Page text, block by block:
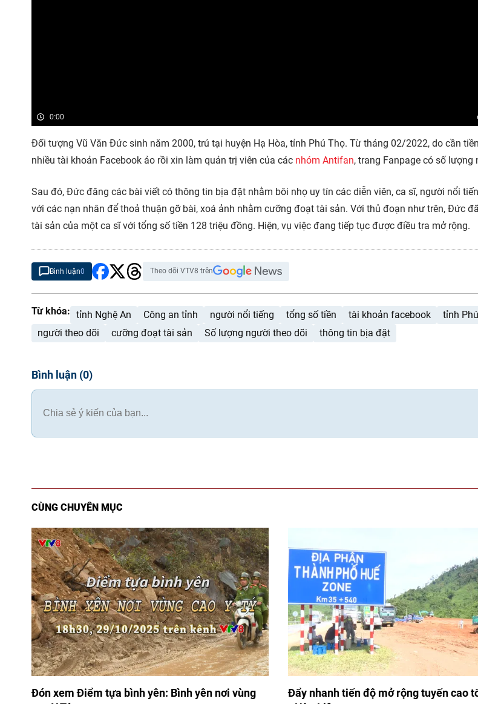
0:00
Đối tượng Vũ Văn Đức sinh năm 2000, trú tại huyện Hạ Hòa, tỉnh Phú Thọ. Từ tháng 02/2022, do cần
nhiều tài khoản Facebook ảo rồi xin làm quản trị viên của các nhóm Antifan, trang Fanpage có số lượng
Sau đó, Đức đăng các bài viết có thông tin bịa đặt nhằm bôi nhọ uy tín các diễn viên, ca sĩ, người nổi
với các nạn nhân để thoả thuận gỡ bài, xoá ảnh nhằm cưỡng đoạt tài sản. Với thủ đoạn như trên, Đức
tài sản của một ca sĩ với tổng số tiền 128 triệu đồng. Hiện, vụ việc đang tiếp tục được điều tra mở rộng.
Bình luận0 Theo dõi VTV8 trên
Từ khóa: tỉnh Nghệ An Công an tỉnh người nổi tiếng tổng số tiền tài khoản facebook
tỉnh
người theo dõi
cưỡng đoạt tài sản Số lượng người theo dõi thông tin bịa đặt
Bình luận (0)
CÙNG CHUYÊN MỤC
Đón xem Điểm tựa bình yên: Bình yên nơi vùng
Đẩy nhanh tiến độ mở rộng tuyến cao